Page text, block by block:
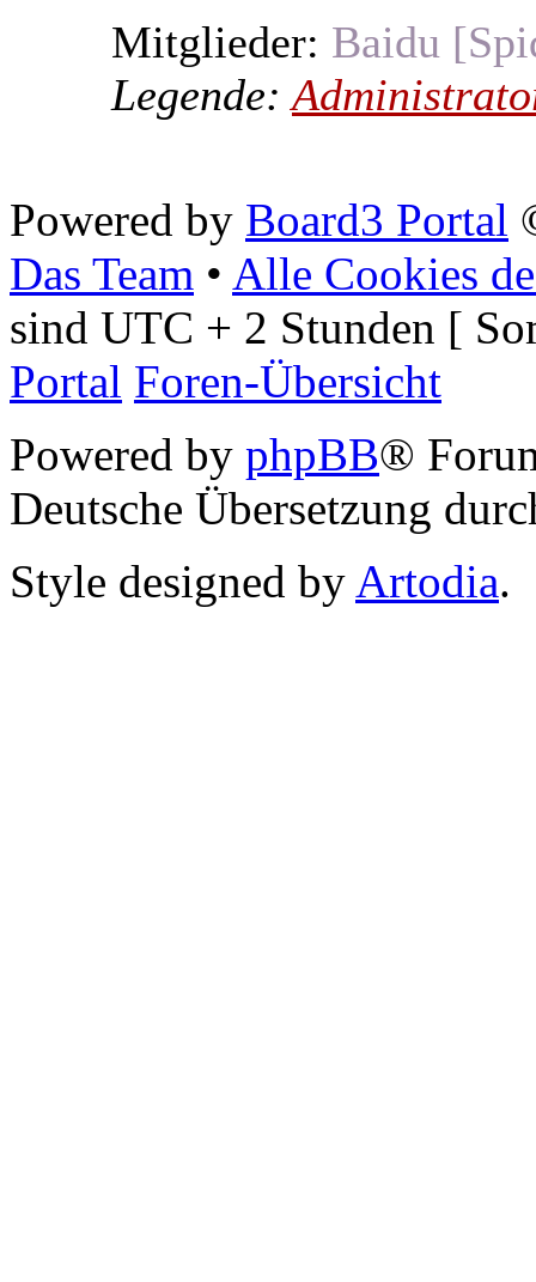
Mitglieder: Baidu
Legende:
Powered by Board3 Portal
Das Team • Alle Cookies
sind UTC + 2 Stunden [
Portal Foren-Übersicht
Powered by phpBB®
Deutsche Übersetzung
Style designed by Artodia.